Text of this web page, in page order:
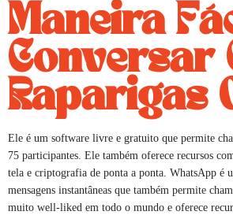
Maneira
Conversar
Raparigas
Ele é um software livre e gratuito que permite
75 participantes. Ele também oferece recursos
tela e criptografia de ponta a ponta. WhatsApp é
mensagens instantâneas que também permite
muito well-liked em todo o mundo e oferece